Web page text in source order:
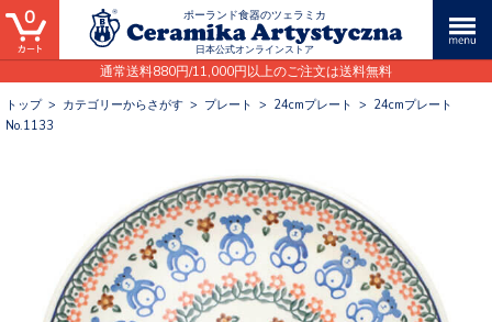
ポーランド食器のツェラミカ
日本公式オンラインストア
通常送料880円/11,000円以上のご注文は送料無料
0
トップ> カテゴリーからさがす > プレート > 24cmプレート > 24cmプレート
No.1133